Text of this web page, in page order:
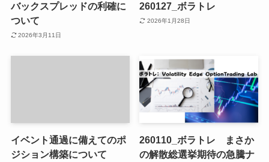
バックスプレッドの利確に
ついて
2026年3月11日
260127_ボラトレ
2026年1月28日
イベント通過に備えてのポ
ジション構築について
260110_ボラトレ まさか
の解散総選挙期待の急騰ナ